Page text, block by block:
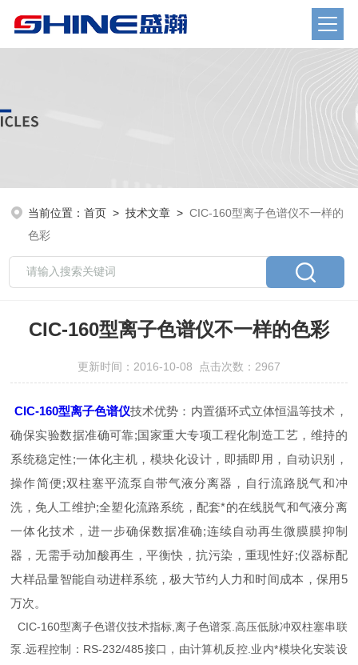
当前位置：首页 >技术文章 >CIC-160型离子色谱仪不一样的
色彩
CIC-160型离子色谱仪不一样的色彩
更新时间：2016-10-08 点击次数：2967
CIC-160型离子色谱仪技术优势：内置循环式立体恒温等技术，
确保实验数据准确可靠;国家重大专项工程化制造工艺，维持的
系统稳定性;一体化主机，模块化设计，即插即用，自动识别，
操作简便;双柱塞平流泵自带气液分离器，自行流路脱气和冲
洗，免人工维护;全塑化流路系统，配套*的在线脱气和气液分离
一体化技术，进一步确保数据准确;连续自动再生微膜膜抑制
器，无需手动加酸再生，平衡快，抗污染，重现性好;仪器标配
大样品量智能自动进样系统，极大节约人力和时间成本，保用5
万次。
CIC-160型离子色谱仪技术指标,离子色谱泵.高压低脉冲双柱塞串联
泵.远程控制：RS-232/485接口，由计算机反控.业内*模块化安装设